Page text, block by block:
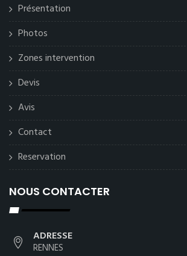
Présentation
Photos
Zones intervention
Devis
Avis
Contact
Reservation
NOUS CONTACTER
ADRESSE
RENNES